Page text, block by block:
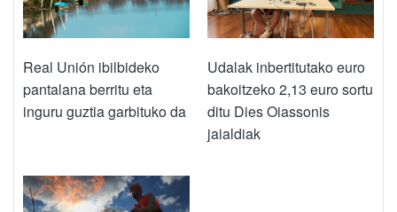
Real Unión ibilbideko
pantalana berritu eta
inguru guztia garbituko da
Udalak inbertitutako euro
bakoitzeko 2,13 euro sortu
ditu Dies Oiassonis
jaialdiak